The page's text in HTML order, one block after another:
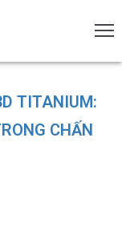
TITANIUM:
CHẤN